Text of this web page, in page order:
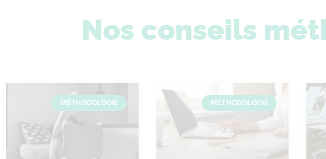
Nos conseils
MÉTHODOLOGIE MÉTHODOLOGIE